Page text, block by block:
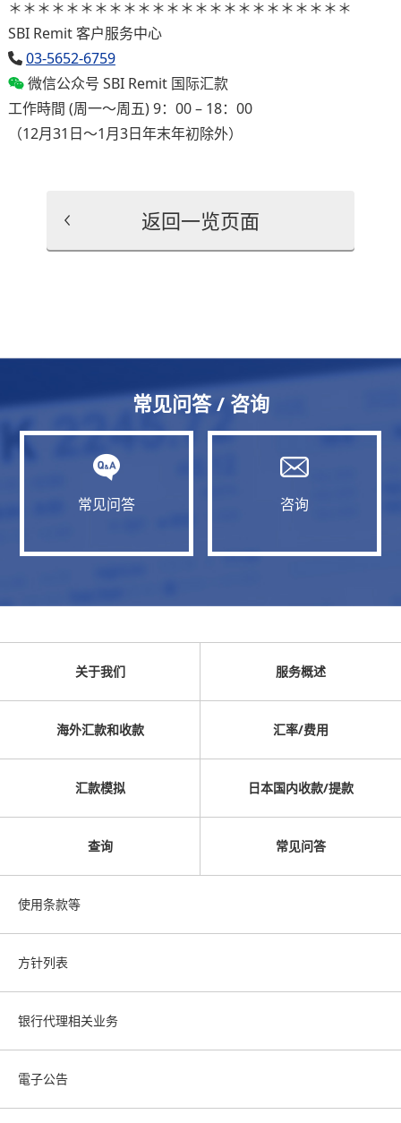
＊＊＊＊＊＊＊＊＊＊＊＊＊＊＊＊＊＊＊＊＊＊＊＊
SBI Remit 客户服务中心
03-5652-6759
微信公众号 SBI Remit 国际汇款
工作時間 (周一～周五) 9：00 – 18：00
（12月31日～1月3日年末年初除外）
返回一览页面
常见问答 / 咨询
常见问答 咨询
关于我们 服务概述
海外汇款和收款 汇率/费用
汇款模拟 日本国内收款/提款
查询 常见问答
使用条款等
方针列表
银行代理相关业务
電子公告